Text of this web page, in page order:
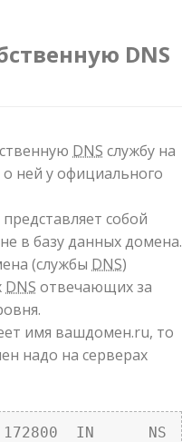
DNS
DNS службу на
ней у официального
собой
в базу данных домена.
(службы DNS)
DNS отвечающих за
имя вашдомен.ru, то
надо на серверах